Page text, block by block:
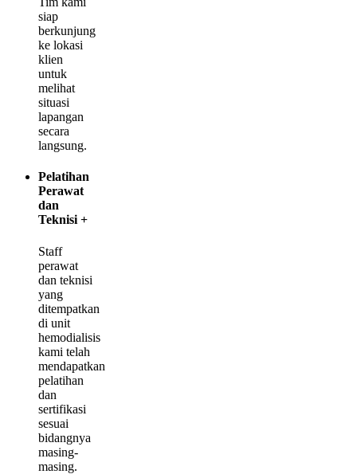
siap
berkunjung
ke lokasi
klien
untuk
melihat
situasi
lapangan
secara
langsung.
Pelatihan
Perawat
dan
Teknisi +
Staff
perawat
dan teknisi
yang
ditempatkan
di unit
hemodialisis
kami telah
mendapatkan
pelatihan
dan
sertifikasi
sesuai
bidangnya
masing-
masing.